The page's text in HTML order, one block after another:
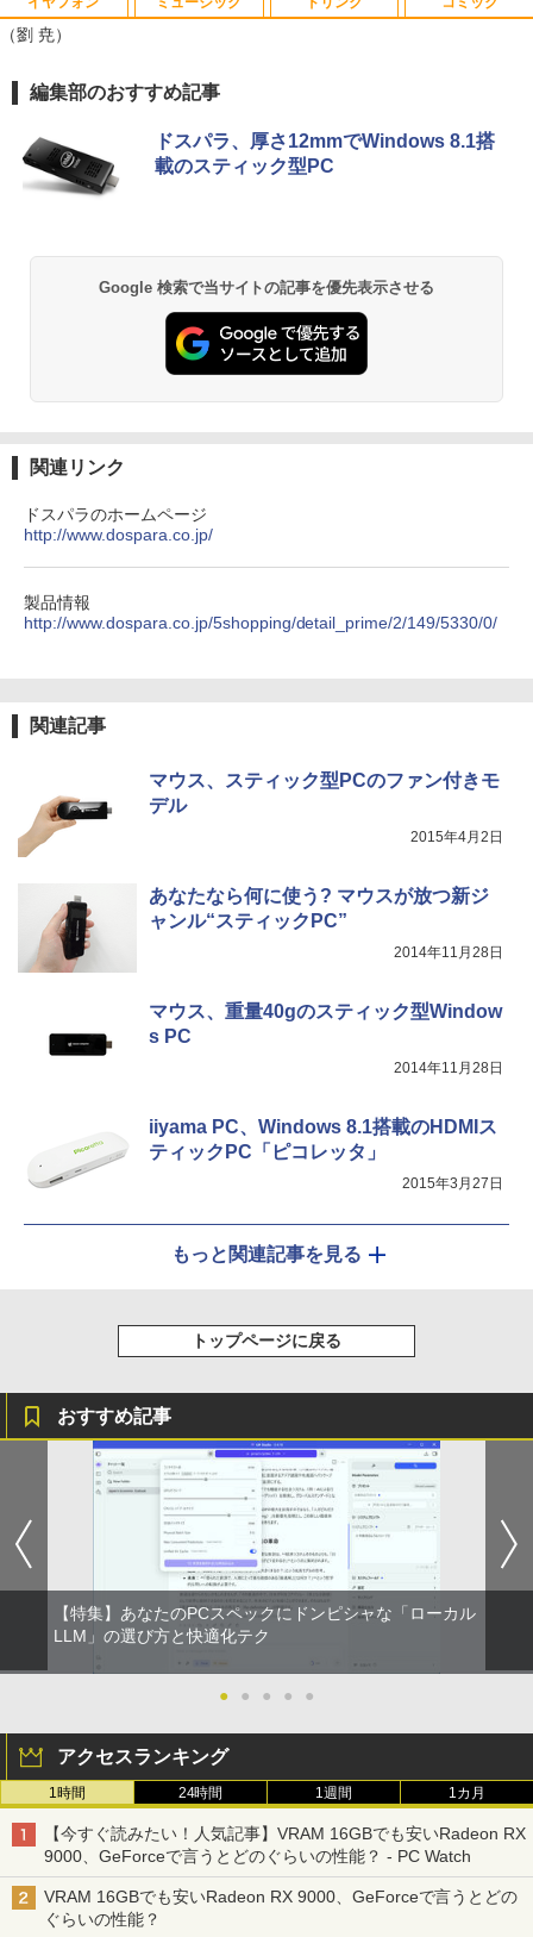
5
レビュー投稿 5年保証｜MS Office 2024
ore i5 第7世代 メモリ 8GB SSD 256GB
｜店長厳選 Lenovo ThinkPad 15.6型 Bl
PC Word Excel
5
ーミングパソコン デスクトップパソコン
GeForce RTX5060 Ryzen7 5700X Wind
B〜32GB eスポーツ ゲーム デスクトッ
プPC パソコン モニター
Anker Soundcore P40i オフホワイト
￥7,990
￥5,990
ラック
【2026年アップグレード版】AOKIMI ワイヤ
セリング 自動ペアリング Type-C充電 マイク
付き 防水 タッチ式音量調整 スポーツ/通勤/通
Xiaomi シャオミ REDMI Buds 8 Lite ワイヤ
レスイヤホン Bluetooth 5.4 ノイズキャンセ
リング ANC 36時間再生
BRUCE WAYNE feat. Flo Milli, ATL Jacob
[Explicit]
￥250
[Explicit]
￥250
On My Road (Stadium ver.)
by Amazon 天然水 ラベルレス 500ml ×24本
富士山の天然水 バナジウム含有 水 ミネラル
ウォーター ペットボトル 静岡県産 500ミリリ
ットル (Smart Basic)
【Amazon.co.jp限定】 い・ろ・は・す 2L P
ET ラベルレス ×8本
￥1,112
￥2,009
薬屋のひとりごと 17巻 (デジタル版ビッグガ
ンガンコミックス)
￥770
エース)
￥832
クスDIGITAL)
HUNTER×HUNTER モノクロ版 39 (ジャンプ
（劉 尭）
編集部のおすすめ記事
ドスパラ、厚さ12mmでWindows 8.1搭
載のスティック型PC
Google 検索で当サイトの記事を優先表示させる
関連リンク
ドスパラのホームページ
http://www.dospara.co.jp/
製品情報
http://www.dospara.co.jp/5shopping/detail_prime/2/149/5330/0/
関連記事
マウス、スティック型PCのファン付きモ
デル
2015年4月2日
あなたなら何に使う? マウスが放つ新ジ
ャンル“スティックPC”
2014年11月28日
マウス、重量40gのスティック型Window
s PC
2014年11月28日
iiyama PC、Windows 8.1搭載のHDMIス
ティックPC「ピコレッタ」
2015年3月27日
もっと関連記事を見る
トップページに戻る
おすすめ記事
【特集】あなたのPCスペックにドンピシャな「ローカル
LLM」の選び方と快適化テク
● ● ● ● ●
アクセスランキング
1時間 24時間 1週間 1カ月
【今すぐ読みたい！人気記事】VRAM 16GBでも安いRadeon RX
9000、GeForceで言うとどのぐらいの性能？ - PC Watch
VRAM 16GBでも安いRadeon RX 9000、GeForceで言うとどの
ぐらいの性能？